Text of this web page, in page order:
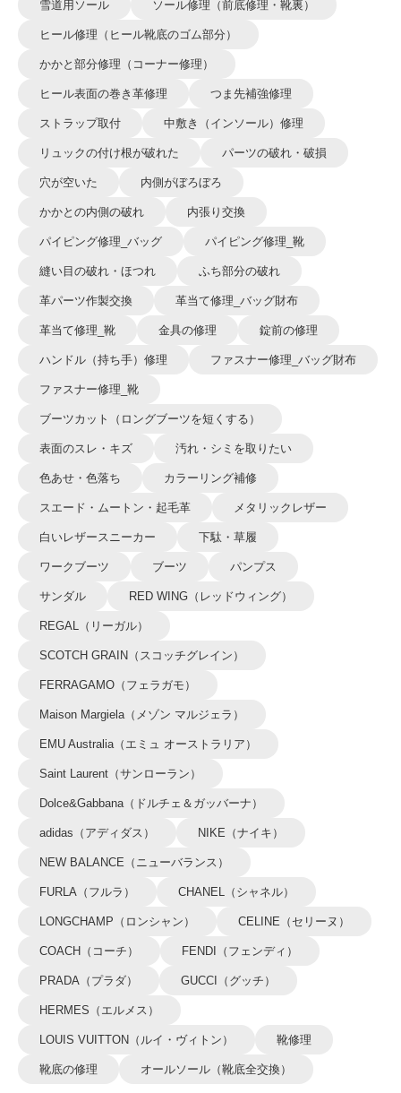
雪道用ソール ソール修理（前底修理・靴裏）
ヒール修理（ヒール靴底のゴム部分）
かかと部分修理（コーナー修理）
ヒール表面の巻き革修理 つま先補強修理
ストラップ取付 中敷き（インソール）修理
リュックの付け根が破れた パーツの破れ・破損
穴が空いた 内側がぼろぼろ
かかとの内側の破れ 内張り交換
パイピング修理_バッグ パイピング修理_靴
縫い目の破れ・ほつれ ふち部分の破れ
革パーツ作製交換 革当て修理_バッグ財布
革当て修理_靴 金具の修理 錠前の修理
ハンドル（持ち手）修理 ファスナー修理_バッグ財布
ファスナー修理_靴
ブーツカット（ロングブーツを短くする）
表面のスレ・キズ 汚れ・シミを取りたい
色あせ・色落ち カラーリング補修
スエード・ムートン・起毛革 メタリックレザー
白いレザースニーカー 下駄・草履
ワークブーツ ブーツ パンプス
サンダル RED WING（レッドウィング）
REGAL（リーガル）
SCOTCH GRAIN（スコッチグレイン）
FERRAGAMO（フェラガモ）
Maison Margiela（メゾン マルジェラ）
EMU Australia（エミュ オーストラリア）
Saint Laurent（サンローラン）
Dolce&Gabbana（ドルチェ＆ガッバーナ）
adidas（アディダス） NIKE（ナイキ）
NEW BALANCE（ニューバランス）
FURLA（フルラ） CHANEL（シャネル）
LONGCHAMP（ロンシャン） CELINE（セリーヌ）
COACH（コーチ） FENDI（フェンディ）
PRADA（プラダ） GUCCI（グッチ）
HERMES（エルメス）
LOUIS VUITTON（ルイ・ヴィトン） 靴修理
靴底の修理 オールソール（靴底全交換）